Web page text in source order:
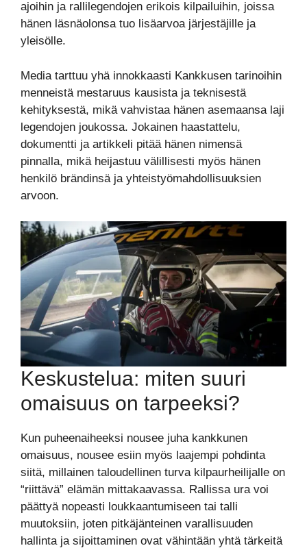
ajoihin ja rallilegendojen erikois kilpailuihin, joissa
hänen läsnäolonsa tuo lisäarvoa järjestäjille ja
yleisölle.
Media tarttuu yhä innokkaasti Kankkusen tarinoihin
menneistä mestaruus kausista ja teknisestä
kehityksestä, mikä vahvistaa hänen asemaansa laji
legendojen joukossa. Jokainen haastattelu,
dokumentti ja artikkeli pitää hänen nimensä
pinnalla, mikä heijastuu välillisesti myös hänen
henkilö brändinsä ja yhteistyömahdollisuuksien
arvoon.
Keskustelua: miten suuri
omaisuus on tarpeeksi?
Kun puheenaiheeksi nousee juha kankkunen
omaisuus, nousee esiin myös laajempi pohdinta
siitä, millainen taloudellinen turva kilpaurheilijalle on
“riittävä” elämän mittakaavassa. Rallissa ura voi
päättyä nopeasti loukkaantumiseen tai talli
muutoksiin, joten pitkäjänteinen varallisuuden
hallinta ja sijoittaminen ovat vähintään yhtä tärkeitä